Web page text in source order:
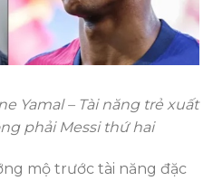
Yamal – Tài năng trẻ xuất
phải Messi thứ hai
mộ trước tài năng đặc